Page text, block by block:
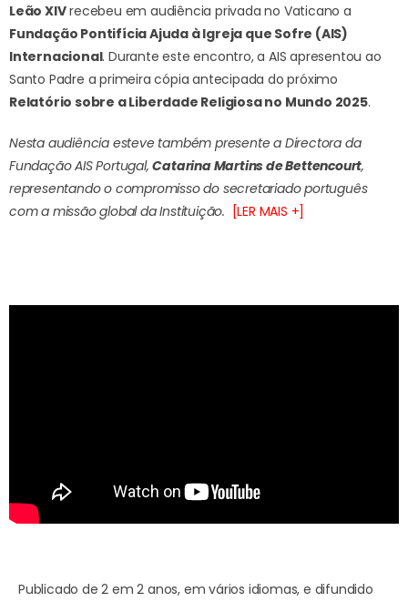
Leão XIVrecebeu em audiência privada no Vaticano a
Fundação Pontifícia Ajuda à Igreja que Sofre (AIS)
Internacional. Durante este encontro, a AIS apresentou ao
Santo Padre a primeira cópia antecipada do próximo
Relatório sobre a Liberdade Religiosa no Mundo 2025.
Nesta audiência esteve também presente a Directora da
Fundação AIS Portugal,Catarina Martins de Bettencourt,
representando o compromisso do secretariado português
com a missão global da Instituição. [LER MAIS +]
Publicado de 2 em 2 anos, em vários idiomas, e difundido